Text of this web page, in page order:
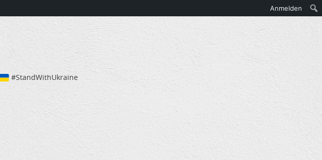
#StandWithUkraine
Anmelden